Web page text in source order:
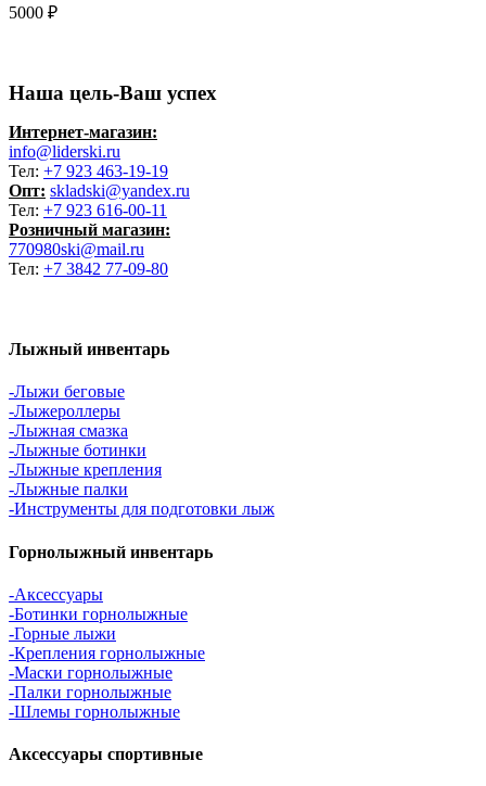
5000 ₽
Наша цель-Ваш успех
Интернет-магазин:
info@liderski.ru
Тел: +7 923 463-19-19
Опт: skladski@yandex.ru
Тел: +7 923 616-00-11
Розничный магазин:
770980ski@mail.ru
Тел: +7 3842 77-09-80
Лыжный инвентарь
-Лыжи беговые
-Лыжероллеры
-Лыжная смазка
-Лыжные ботинки
-Лыжные крепления
-Лыжные палки
-Инструменты для подготовки лыж
Горнолыжный инвентарь
-Аксессуары
-Ботинки горнолыжные
-Горные лыжи
-Крепления горнолыжные
-Маски горнолыжные
-Палки горнолыжные
-Шлемы горнолыжные
Аксессуары спортивные